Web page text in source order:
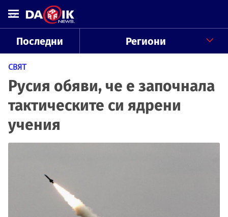
Последни Региони
СВЯТ
Русия обяви, че е започнала
тактическите си ядрени
учения